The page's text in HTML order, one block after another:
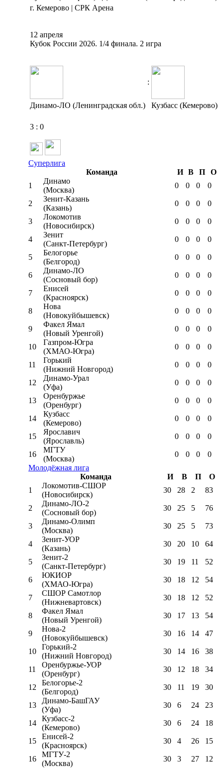
г. Кемерово | СРК Арена
12 апреля
Кубок России 2026. 1/4 финала. 2 игра
:
Динамо-ЛО (Ленинградская обл.) Кузбасс (Кемерово)
3 : 0
Суперлига
Команда
И В П
О
1
Динамо
(Москва)
0 0 0 0
2
Зенит-Казань
(Казань)
0 0 0 0
3
Локомотив
(Новосибирск)
0 0 0 0
4
Зенит
(Санкт-Петербург)
0 0 0 0
5
Белогорье
(Белгород)
0 0 0 0
6
Динамо-ЛО
(Сосновый бор)
0 0 0 0
7
Енисей
(Красноярск)
0 0 0 0
8
Нова
(Новокуйбышевск)
0 0 0 0
9
Факел Ямал
(Новый Уренгой)
0 0 0 0
10
Газпром-Югра
(ХМАО-Югра)
0 0 0 0
11
Горький
(Нижний Новгород)
0 0 0 0
12
Динамо-Урал
(Уфа)
0 0 0 0
13
Оренбуржье
(Оренбург)
0 0 0 0
14
Кузбасс
(Кемерово)
0 0 0 0
15
Ярославич
(Ярославль)
0 0 0 0
16
МГТУ
(Москва)
0 0 0
0
Молодёжная лига
Команда
И В П
О
1
Локомотив-CШОР
(Новосибирск)
30 28 2 83
2
Динамо-ЛО-2
(Сосновый бор)
30 25 5 76
3
Динамо-Олимп
(Москва)
30 25 5 73
4
Зенит-УОР
(Казань)
30 20 10 64
5
Зенит-2
(Санкт-Петербург)
30 19 11 52
6
ЮКИОР
(ХМАО-Югра)
30 18 12 54
7
СШОР Самотлор
(Нижневартовск)
30 18 12 52
8
Факел Ямал
(Новый Уренгой)
30 17 13 54
9
Нова-2
(Новокуйбышевск)
30 16 14 47
10
Горький-2
(Нижний Новгород)
30 14 16 38
11
Оренбуржье-УОР
(Оренбург)
30 12 18 34
12
Белогорье-2
(Белгород)
30 11 19 30
13
Динамо-БашГАУ
(Уфа)
30 6 24 23
14
Кузбасс-2
(Кемерово)
30 6 24 18
15
Енисей-2
(Красноярск)
30 4 26 15
16
МГТУ-2
(Москва)
30 3 27 12